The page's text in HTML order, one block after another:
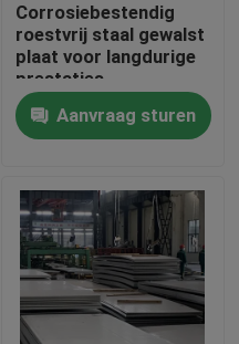
Corrosiebestendig
roestvrij staal gewalst
plaat voor langdurige
prestaties
Aanvraag sturen